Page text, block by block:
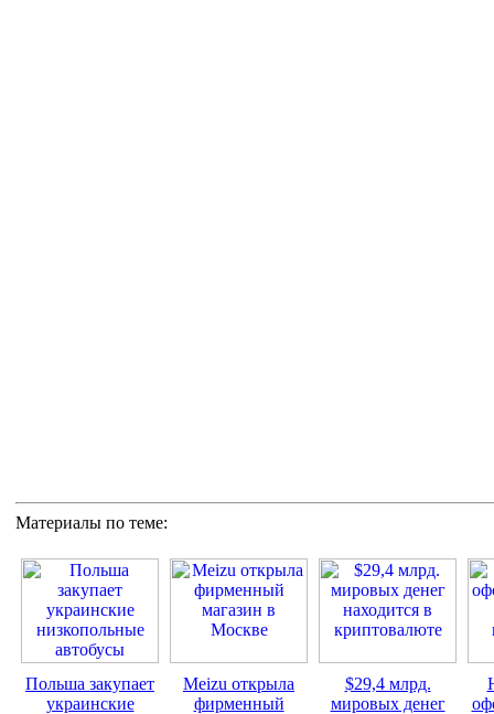
Материалы по теме:
Польша закупает
украинские
Meizu открыла
фирменный
$29,4 млрд.
мировых денег